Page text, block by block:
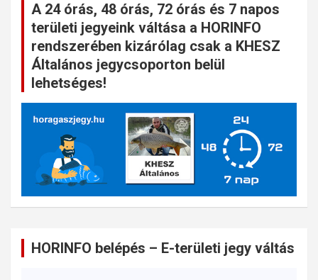
A 24 órás, 48 órás, 72 órás és 7 napos
területi jegyeink váltása a HORINFO
rendszerében kizárólag csak a KHESZ
Általános jegycsoporton belül
lehetséges!
HORINFO belépés – E-területi jegy váltás